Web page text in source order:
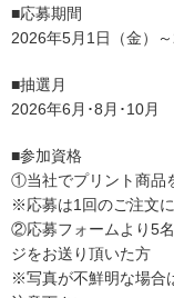
■応募期間
2026年5月1日（金）
■抽選月
2026年6月･8月･10月
■参加資格
①当社でプリント商品
※応募は1回のご注文に
②応募フォームより5
ジをお送り頂いた方
※写真が不鮮明な場合